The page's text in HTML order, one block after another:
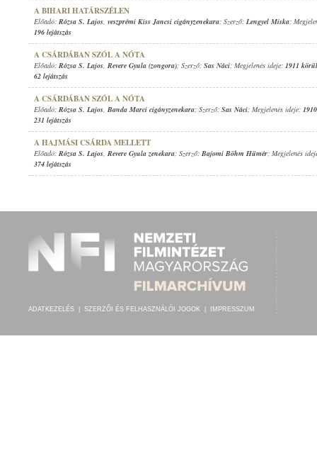
A BIHARI HATÁRSZÉLEN
Előadó: Rózsa S. Lajos, veszprémi Kiss Jancsi cigányzenekara; Szerző: Lengyel Miska;
196 lejátszás
A CSÁRDÁBAN SZÓL A NÓTA
Előadó: Rózsa S. Lajos, Revere Gyula (zongora); Szerző: Sas Náci; Megjelenés ideje: 1911 körül
62 lejátszás
A CSÁRDÁBAN SZÓL A NÓTA
Előadó: Rózsa S. Lajos, Banda Marci cigányzenekara; Szerző: Sas Náci; Megjelenés ideje:
231 lejátszás
A HAJMÁSI CSÁRDA MELLETT
Előadó: Rózsa S. Lajos, Revere Gyula zenekara; Szerző: Bajomi Böhm Hümér; Megjelenés
374 lejátszás
ADATKEZELÉS SZERZŐI ÉS FELHASZNÁLÓI JOGOK IMPRESSZUM